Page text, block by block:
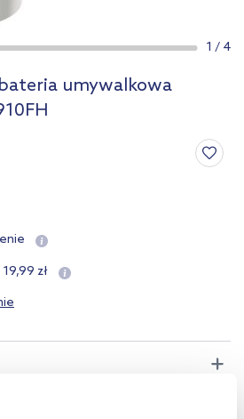
1 / 4
umywalkowa
19,99 zł